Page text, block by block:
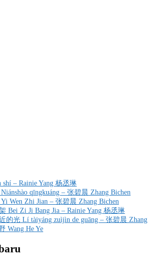
– Rainie Yang 杨丞琳
qīngkuáng – 张碧晨 Zhang Bichen
Wen Zhi Jian – 张碧晨 Zhang Bichen
Bei Zi Ji Bang Jia – Rainie Yang 杨丞琳
的光 Lí tàiyáng zuìjìn de guāng – 张碧晨 Zhang
Wang He Ye